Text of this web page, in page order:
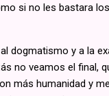
si no les bastara
dogmatismo y a la
no veamos el final,
más humanidad y